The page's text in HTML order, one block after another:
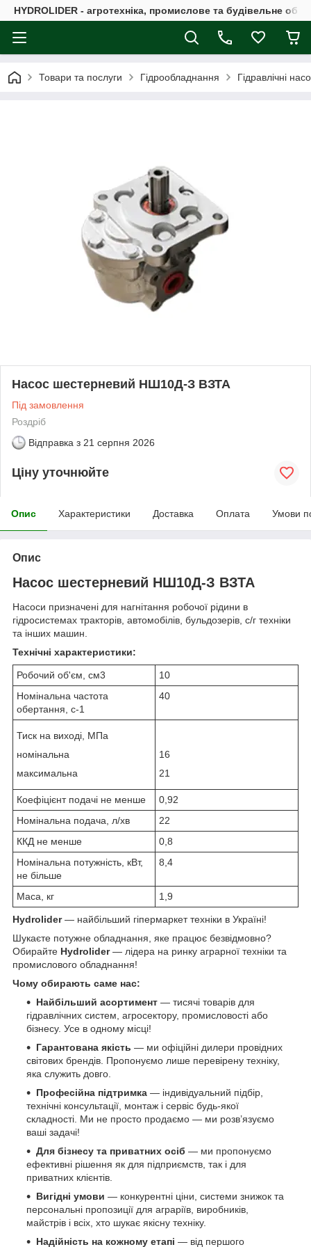
HYDROLIDER - агротехніка, промислове та будівельне
Товари та послуги Гідрообладнання Гідравлічні
Насос шестерневий НШ10Д-З ВЗТА
Під замовлення
Роздріб
Відправка з 21 серпня 2026
Ціну уточнюйте
Опис Характеристики Доставка Оплата Умови
Опис
Насос шестерневий НШ10Д-З ВЗТА
Насоси призначені для нагнітання робочої рідини в
гідросистемах тракторів, автомобілів, бульдозерів, с/г техніки
та інших машин.
Технічні характеристики:
Робочий об'єм, см3
10
Номінальна частота
обертання, с-1
40
Тиск на виході, МПа
номінальна
максимальна
16
21
Коефіцієнт подачі не менше
0,92
Номінальна подача, л/хв
22
ККД не менше
0,8
Номінальна потужність, кВт,
не більше
8,4
Маса, кг 1,9
Hydrolider— найбільший гіпермаркет техніки в Україні!
Шукаєте потужне обладнання, яке працює безвідмовно?
Обирайте Hydrolider— лідера на ринку аграрної техніки та
промислового обладнання!
Чому обирають саме нас:
Найбільший асортимент — тисячі товарів для
гідравлічних систем, агросектору, промисловості або
бізнесу. Усе в одному місці!
Гарантована якість — ми офіційні дилери провідних
світових брендів. Пропонуємо лише перевірену техніку,
яка служить довго.
Професійна підтримка — індивідуальний підбір,
технічні консультації, монтаж і сервіс будь-якої
складності. Ми не просто продаємо — ми розв’язуємо
ваші задачі!
Для бізнесу та приватних осіб — ми пропонуємо
ефективні рішення як для підприємств, так і для
приватних клієнтів.
Вигідні умови — конкурентні ціни, системи знижок та
персональні пропозиції для аграріїв, виробників,
майстрів і всіх, хто шукає якісну техніку.
Надійність на кожному етапі — від першого